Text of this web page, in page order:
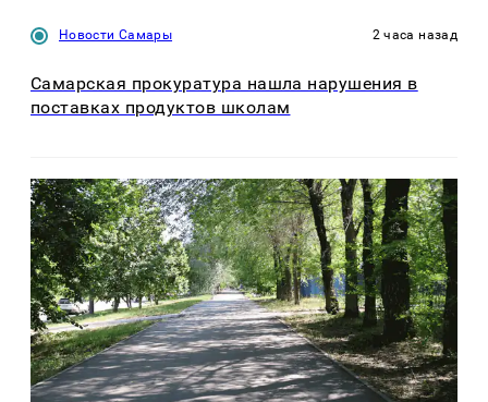
Новости Самары 2 часа назад
Самарская прокуратура нашла нарушения в
поставках продуктов школам